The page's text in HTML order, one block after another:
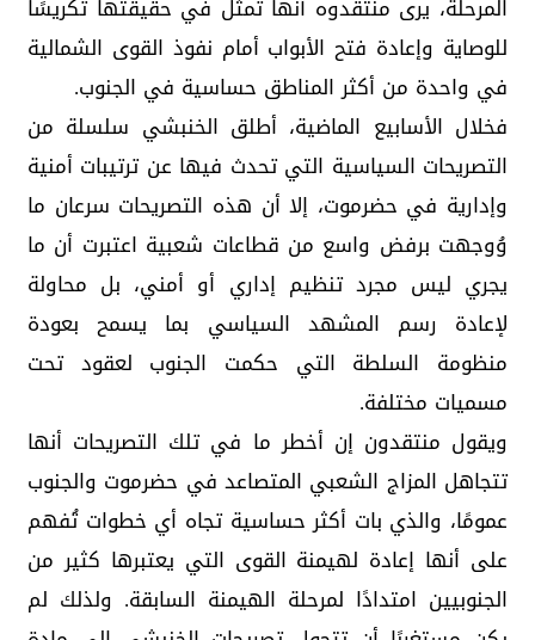
المرحلة، يرى منتقدوه أنها تمثل في حقيقتها تكريسًا
للوصاية وإعادة فتح الأبواب أمام نفوذ القوى الشمالية
في واحدة من أكثر المناطق حساسية في الجنوب.
فخلال الأسابيع الماضية، أطلق الخنبشي سلسلة من
التصريحات السياسية التي تحدث فيها عن ترتيبات أمنية
وإدارية في حضرموت، إلا أن هذه التصريحات سرعان ما
وُوجهت برفض واسع من قطاعات شعبية اعتبرت أن ما
يجري ليس مجرد تنظيم إداري أو أمني، بل محاولة
لإعادة رسم المشهد السياسي بما يسمح بعودة
منظومة السلطة التي حكمت الجنوب لعقود تحت
مسميات مختلفة.
ويقول منتقدون إن أخطر ما في تلك التصريحات أنها
تتجاهل المزاج الشعبي المتصاعد في حضرموت والجنوب
عمومًا، والذي بات أكثر حساسية تجاه أي خطوات تُفهم
على أنها إعادة لهيمنة القوى التي يعتبرها كثير من
الجنوبيين امتدادًا لمرحلة الهيمنة السابقة. ولذلك لم